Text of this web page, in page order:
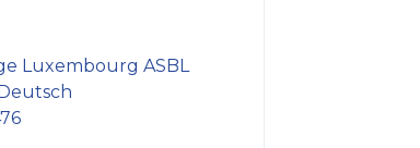
Luxembourg ASBL